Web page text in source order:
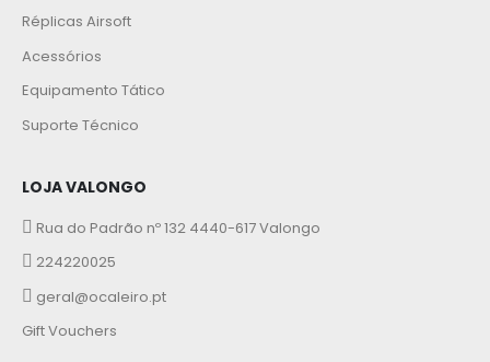
Réplicas Airsoft
Acessórios
Equipamento Tático
Suporte Técnico
LOJA VALONGO
Rua do Padrão nº 132 4440-617 Valongo
224220025
geral@ocaleiro.pt
Gift Vouchers